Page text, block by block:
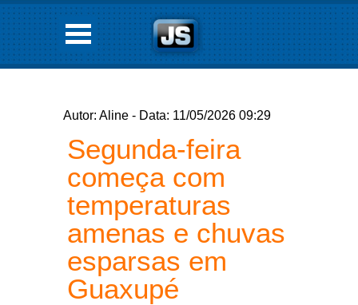
Autor: Aline - Data: 11/05/2026 09:29
Segunda-feira
começa com
temperaturas
amenas e chuvas
esparsas em
Guaxupé